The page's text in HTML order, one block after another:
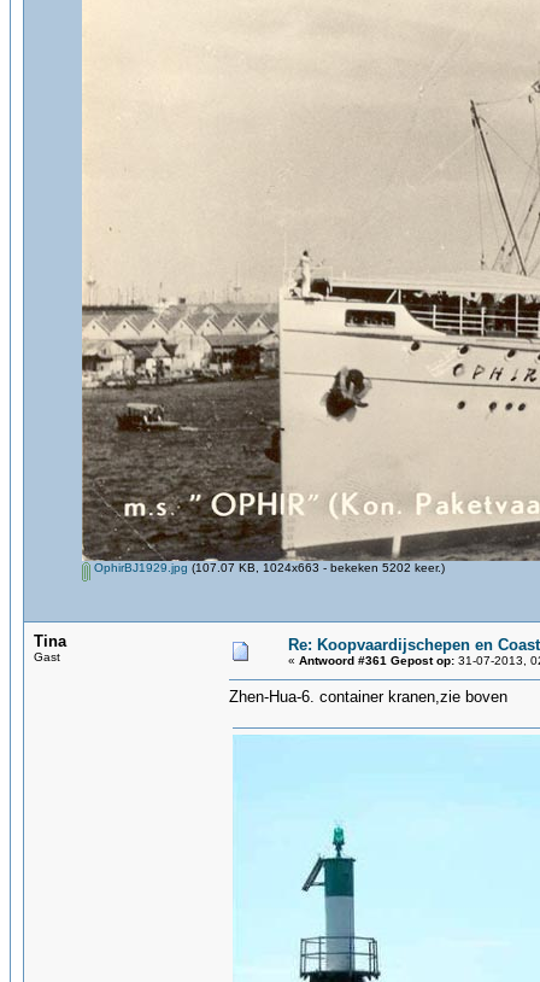
OphirBJ1929.jpg (107.07 KB, 1024x663 - bekeken 5202 keer.)
Tina
Gast
Re: Koopvaardijschepen en
« Antwoord #361 Gepost op: 31-07-2013,
Zhen-Hua-6. container kranen,zie boven